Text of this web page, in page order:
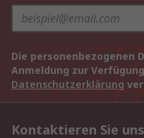
Die personenbezogenen
Anmeldung zur
Datenschutzerklärung
Kontaktieren Sie